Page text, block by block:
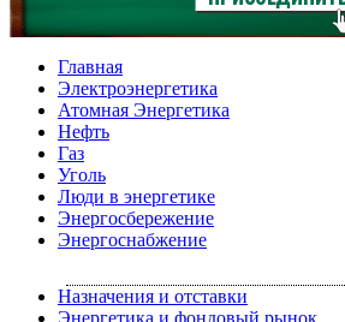
Главная
Электроэнергетика
Атомная Энергетика
Нефть
Газ
Уголь
Люди в энергетике
Энергосбережение
Энергоснабжение
Назначения и отставки
Энергетика и фондовый рынок